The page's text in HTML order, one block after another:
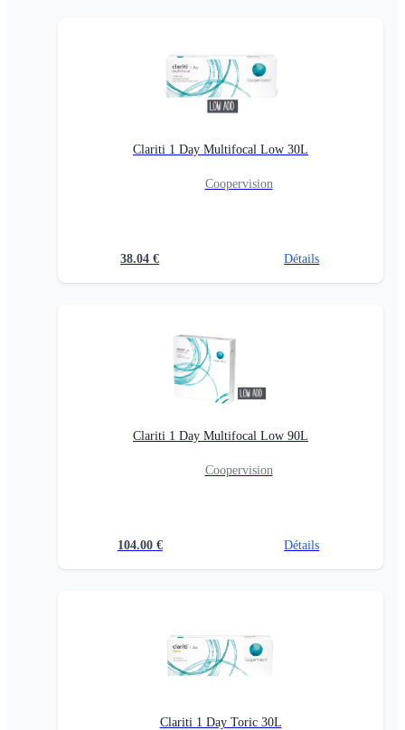
Clariti 1 Day Multifocal Low 30L
Coopervision
38.04 € Détails
Clariti 1 Day Multifocal Low 90L
Coopervision
104.00 € Détails
Clariti 1 Day Toric 30L